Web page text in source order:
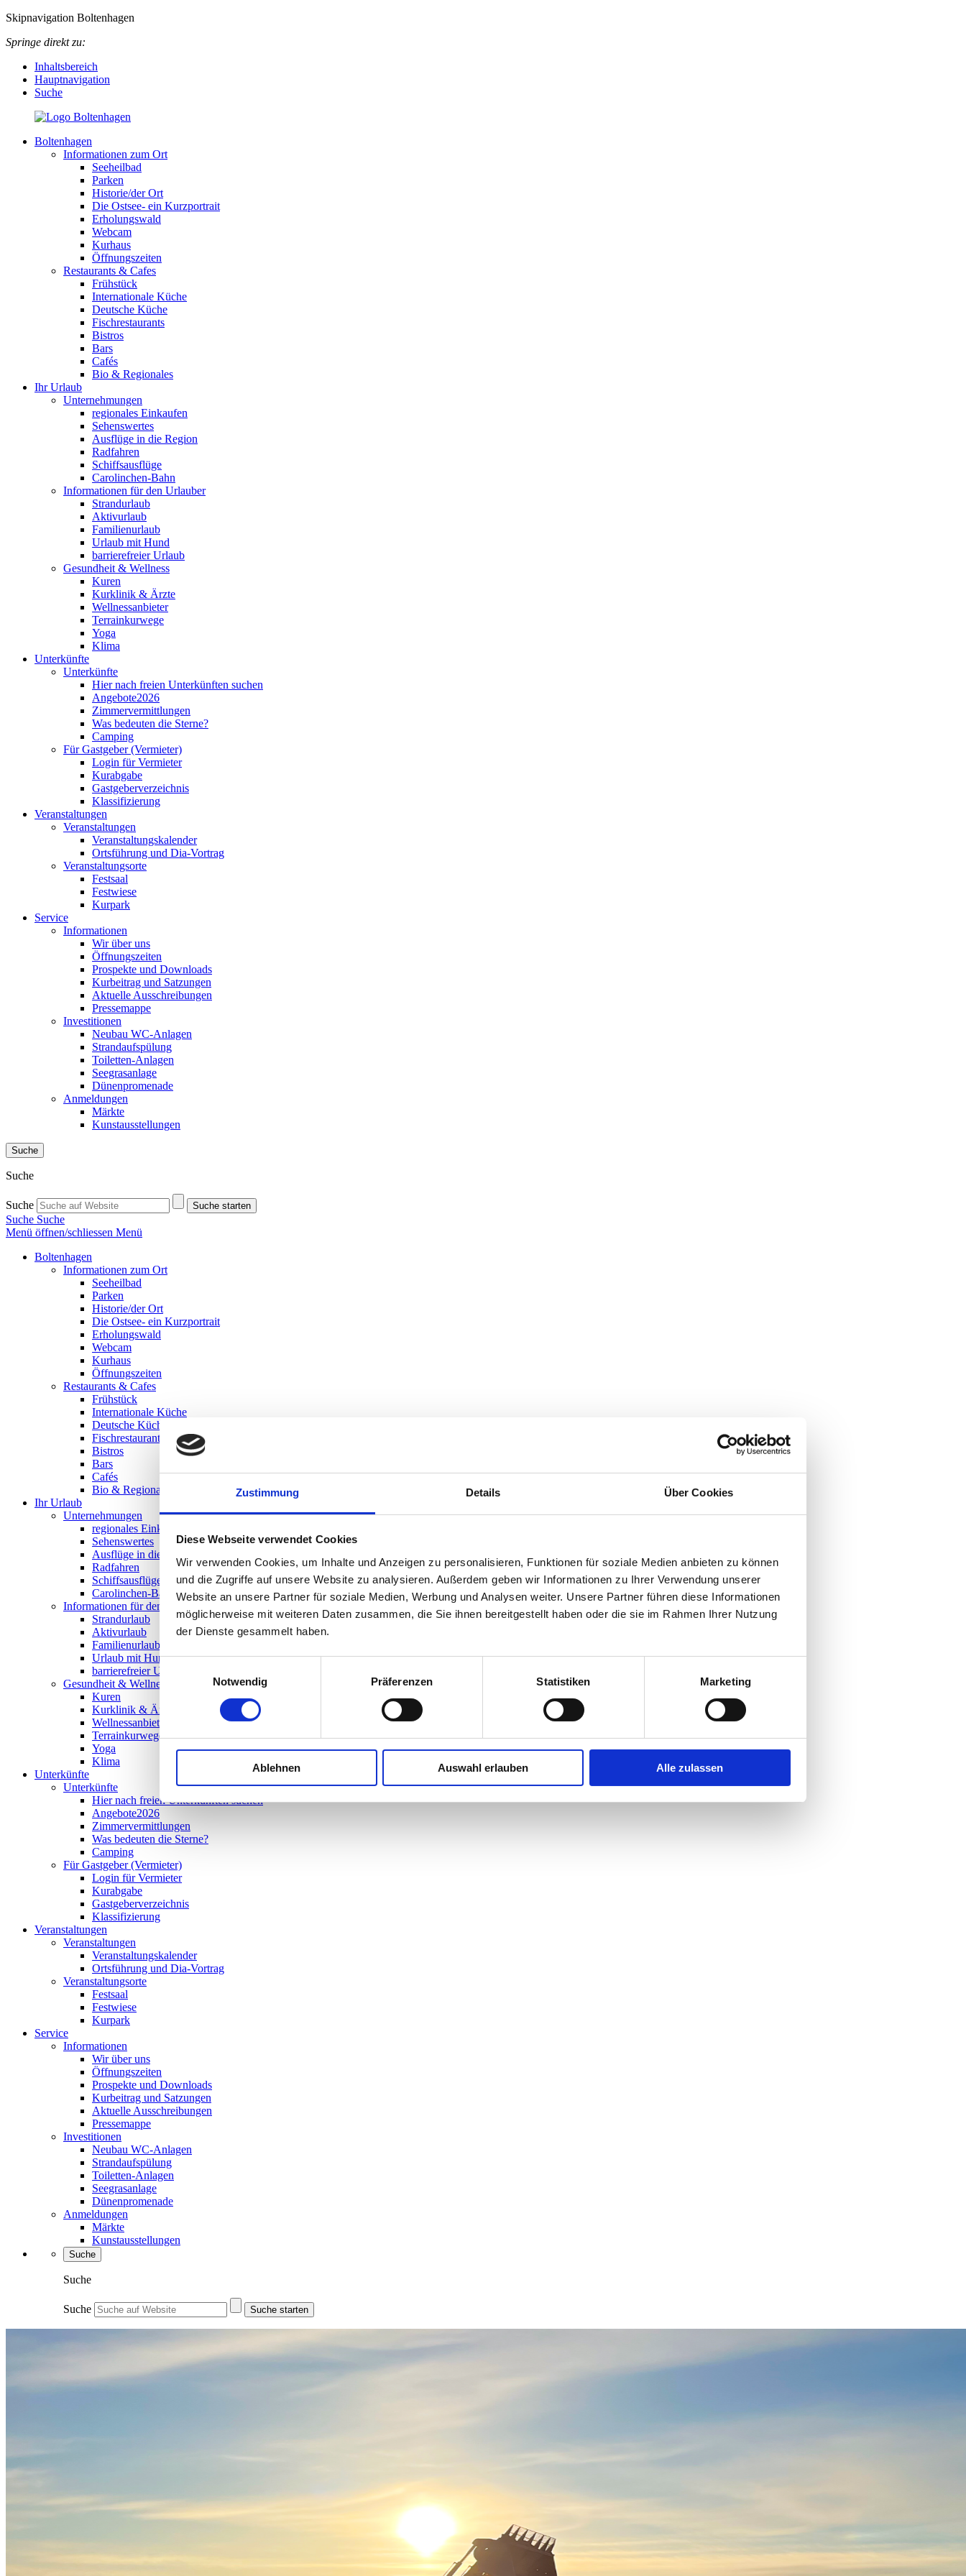
Zustimmung Details Über Cookies
Diese Webseite verwendet Cookies
Wir verwenden Cookies, um Inhalte und Anzeigen zu personalisieren, Funktionen für soziale Medien anbieten zu können
und die Zugriffe auf unsere Website zu analysieren. Außerdem geben wir Informationen zu Ihrer Verwendung unserer
Website an unsere Partner für soziale Medien, Werbung und Analysen weiter. Unsere Partner führen diese Informationen
möglicherweise mit weiteren Daten zusammen, die Sie ihnen bereitgestellt haben oder die sie im Rahmen Ihrer Nutzung
der Dienste gesammelt haben.
Einwilligungsauswahl
Notwendig
Präferenzen Statistiken Marketing
Ablehnen Auswahl erlauben Alle zulassen
Skipnavigation Boltenhagen
Springe direkt zu:
Inhaltsbereich
Hauptnavigation
Suche
Boltenhagen
Informationen zum Ort
Seeheilbad
Parken
Historie/der Ort
Die Ostsee- ein Kurzportrait
Erholungswald
Webcam
Kurhaus
Öffnungszeiten
Restaurants & Cafes
Frühstück
Internationale Küche
Deutsche Küche
Fischrestaurants
Bistros
Bars
Cafés
Bio & Regionales
Ihr Urlaub
Unternehmungen
regionales Einkaufen
Sehenswertes
Ausflüge in die Region
Radfahren
Schiffsausflüge
Carolinchen-Bahn
Informationen für den Urlauber
Strandurlaub
Aktivurlaub
Familienurlaub
Urlaub mit Hund
barrierefreier Urlaub
Gesundheit & Wellness
Kuren
Kurklinik & Ärzte
Wellnessanbieter
Terrainkurwege
Yoga
Klima
Unterkünfte
Unterkünfte
Hier nach freien Unterkünften suchen
Angebote2026
Zimmervermittlungen
Was bedeuten die Sterne?
Camping
Für Gastgeber (Vermieter)
Login für Vermieter
Kurabgabe
Gastgeberverzeichnis
Klassifizierung
Veranstaltungen
Veranstaltungen
Veranstaltungskalender
Ortsführung und Dia-Vortrag
Veranstaltungsorte
Festsaal
Festwiese
Kurpark
Service
Informationen
Wir über uns
Öffnungszeiten
Prospekte und Downloads
Kurbeitrag und Satzungen
Aktuelle Ausschreibungen
Pressemappe
Investitionen
Neubau WC-Anlagen
Strandaufspülung
Toiletten-Anlagen
Seegrasanlage
Dünenpromenade
Anmeldungen
Märkte
Kunstausstellungen
Suche
Suche
Suche Suche starten
Suche Suche
Menü öffnen/schliessen Menü
Boltenhagen
Informationen zum Ort
Seeheilbad
Parken
Historie/der Ort
Die Ostsee- ein Kurzportrait
Erholungswald
Webcam
Kurhaus
Öffnungszeiten
Restaurants & Cafes
Frühstück
Internationale Küche
Deutsche Küche
Fischrestaurants
Bistros
Bars
Cafés
Bio & Regionales
Ihr Urlaub
Unternehmungen
regionales Einkaufen
Sehenswertes
Ausflüge in die Region
Radfahren
Schiffsausflüge
Carolinchen-Bahn
Informationen für den Urlauber
Strandurlaub
Aktivurlaub
Familienurlaub
Urlaub mit Hund
barrierefreier Urlaub
Gesundheit & Wellness
Kuren
Kurklinik & Ärzte
Wellnessanbieter
Terrainkurwege
Yoga
Klima
Unterkünfte
Unterkünfte
Hier nach freien Unterkünften suchen
Angebote2026
Zimmervermittlungen
Was bedeuten die Sterne?
Camping
Für Gastgeber (Vermieter)
Login für Vermieter
Kurabgabe
Gastgeberverzeichnis
Klassifizierung
Veranstaltungen
Veranstaltungen
Veranstaltungskalender
Ortsführung und Dia-Vortrag
Veranstaltungsorte
Festsaal
Festwiese
Kurpark
Service
Informationen
Wir über uns
Öffnungszeiten
Prospekte und Downloads
Kurbeitrag und Satzungen
Aktuelle Ausschreibungen
Pressemappe
Investitionen
Neubau WC-Anlagen
Strandaufspülung
Toiletten-Anlagen
Seegrasanlage
Dünenpromenade
Anmeldungen
Märkte
Kunstausstellungen
Suche
Suche
Suche Suche starten